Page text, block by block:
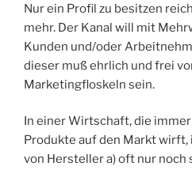
Nur ein Profil zu besitzen
mehr. Der Kanal will mit
Kunden und/oder
dieser muß ehrlich und frei
Marketingfloskeln sein.
In einer Wirtschaft, die
Produkte auf den Markt wirft,
von Hersteller a) oft nur noch